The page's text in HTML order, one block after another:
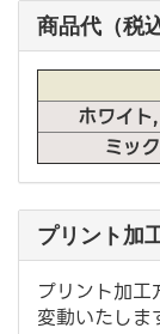
商品代（税込
ホワイ
ミッ
プリント加
プリント加
変動いたしま